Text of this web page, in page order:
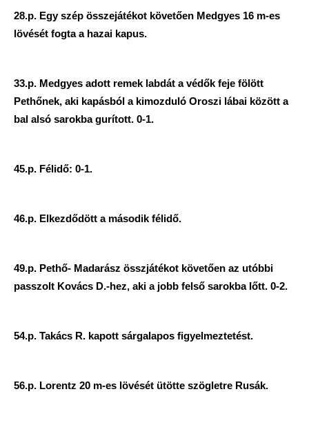
28.p. Egy szép összejátékot követően Medgyes 16 m-es
lövését fogta a hazai kapus.
33.p. Medgyes adott remek labdát a védők feje fölött
Pethőnek, aki kapásból a kimozduló Oroszi lábai között a
bal alsó sarokba gurított. 0-1.
45.p. Félidő: 0-1.
46.p. Elkezdődött a második félidő.
49.p. Pethő- Madarász összjátékot követően az utóbbi
passzolt Kovács D.-hez, aki a jobb felső sarokba lőtt. 0-2.
54.p. Takács R. kapott sárgalapos figyelmeztetést.
56.p. Lorentz 20 m-es lövését ütötte szögletre Rusák.